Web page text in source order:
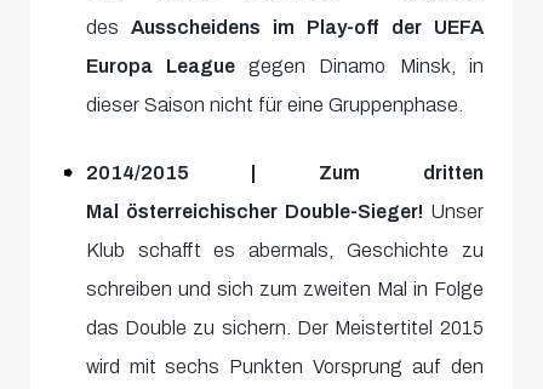
desAusscheidens im Play-off der UEFA
Europa League gegen Dinamo Minsk, in
dieser Saison nicht für eine Gruppenphase.
2014/2015 | Zum dritten
Mal österreichischer Double-Sieger! Unser
Klub schafft es abermals, Geschichte zu
schreiben und sich zum zweiten Mal in Folge
das Double zu sichern. Der Meistertitel 2015
wird mit sechs Punkten Vorsprung auf den